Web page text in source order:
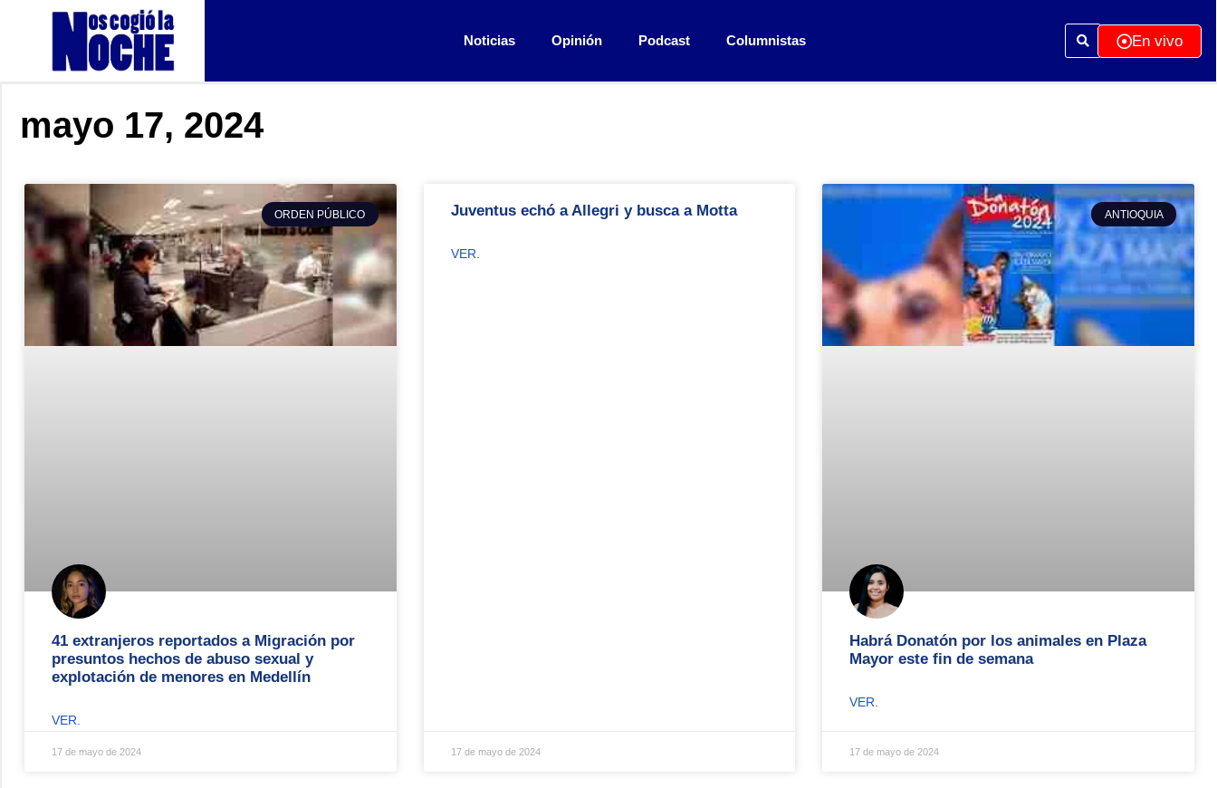
Noticias Opinión Podcast Columnistas En vivo
mayo 17, 2024
ORDEN PÚBLICO
41 extranjeros reportados a Migración por
presuntos hechos de abuso sexual y
explotación de menores en Medellín
VER.
17 de mayo de 2024
Juventus echó a Allegri y busca a Motta
VER.
17 de mayo de 2024
ANTIOQUIA
Habrá Donatón por los animales en Plaza
Mayor este fin de semana
VER.
17 de mayo de 2024